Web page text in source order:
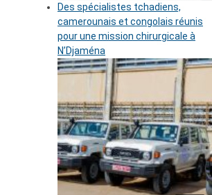
Des spécialistes tchadiens,
camerounais et congolais réunis
pour une mission chirurgicale à
N’Djaména